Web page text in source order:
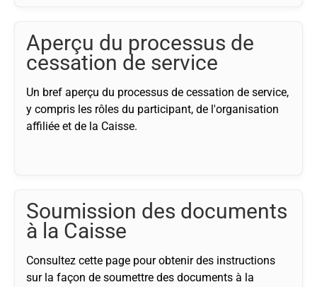
Aperçu du processus de
cessation de service
Un bref aperçu du processus de cessation de service,
y compris les rôles du participant, de l'organisation
affiliée et de la Caisse.
Soumission des documents
à la Caisse
Consultez cette page pour obtenir des instructions
sur la façon de soumettre des documents à la